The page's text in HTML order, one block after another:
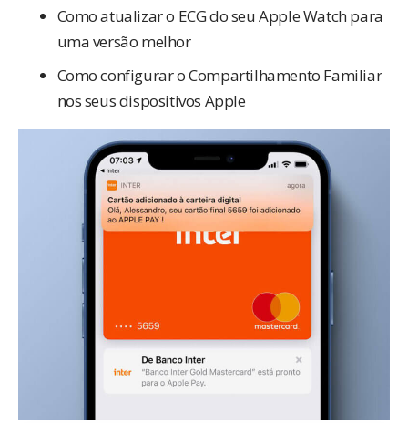
Como atualizar o ECG do seu Apple Watch para
uma versão melhor
Como configurar o Compartilhamento Familiar
nos seus dispositivos Apple